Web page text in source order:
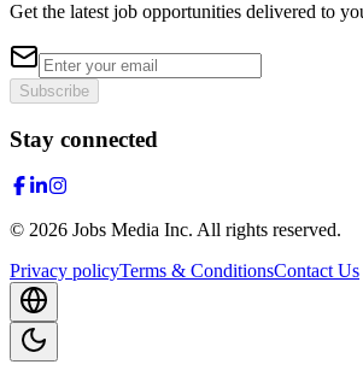
Get the latest job opportunities delivered to
Subscribe
Stay connected
© 2026 Jobs Media Inc. All rights reserved.
Privacy policyTerms & ConditionsContact Us